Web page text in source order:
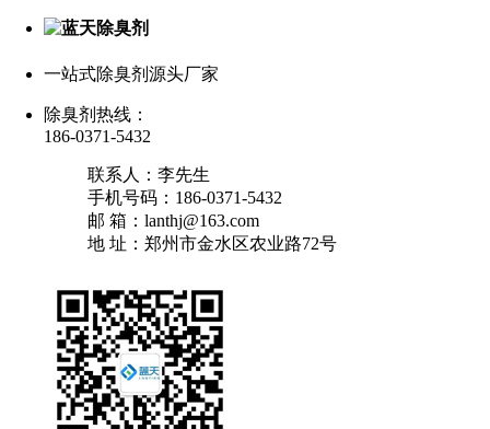
一站式除臭剂源头厂家
除臭剂热线：
186-0371-5432
联系人：李先生
手机号码：186-0371-5432
邮 箱：lanthj@163.com
地 址：郑州市金水区农业路72号